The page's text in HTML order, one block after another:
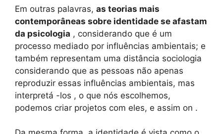
Em outras palavras, as teorias mais
contemporâneas sobre identidade se afastam
da psicologia , considerando que é um
processo mediado por influências ambientais; e
também representam uma distância sociologia
considerando que as pessoas não apenas
reproduzir essas influências ambientais, mas
interpretá -los , o que nós escolhemos,
podemos criar projetos com eles, e assim on .